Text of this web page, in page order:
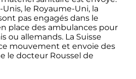
le Royaume-Uni, la
pas engagés dans le
place des ambulances pour
ou allemands. La Suisse
mouvement et envoie des
le docteur Roussel de